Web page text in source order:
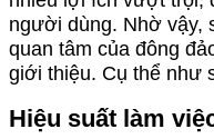
người dùng. Nhờ vậy,
quan tâm của đông
giới thiệu. Cụ thể như
Hiệu suất làm